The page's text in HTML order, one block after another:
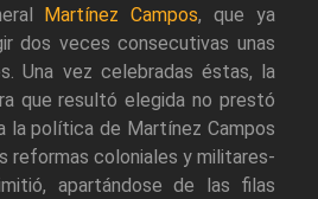
Martínez Campos, que ya
dos veces consecutivas unas
Una vez celebradas éstas, la
que resultó elegida no prestó
la política de Martínez Campos
reformas coloniales y militares-
apartándose de las filas